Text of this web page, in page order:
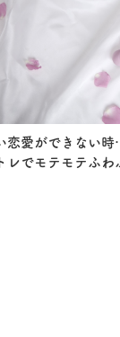
恋愛ができない
レでモテモテふわ